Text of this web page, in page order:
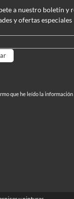
a nuestro boletín y
y ofertas especiales
que he leído la